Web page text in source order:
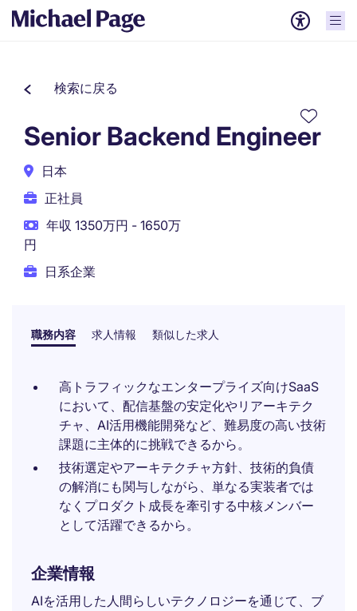
検索に戻る
Senior Backend Engineer
日本
正社員
年収 1350万円 - 1650万
円
日系企業
職務内容 求人情報 類似した求人
高トラフィックなエンタープライズ向けSaaS
において、配信基盤の安定化やリアーキテク
チャ、AI活用機能開発など、難易度の高い技術
課題に主体的に挑戦できるから。
技術選定やアーキテクチャ方針、技術的負債
の解消にも関与しながら、単なる実装者では
なくプロダクト成長を牽引する中核メンバー
として活躍できるから。
企業情報
AIを活用した人間らしいテクノロジーを通じて、ブ